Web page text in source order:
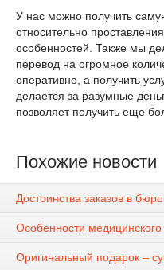
У нас можно получить
относительно
особенностей. Также мы
перевод на огромное
оперативно, а получить
делается за разумные
позволяет получить еще
Похожие новости
Достоинства заказов в
Особенности
Оригинальный подарок –